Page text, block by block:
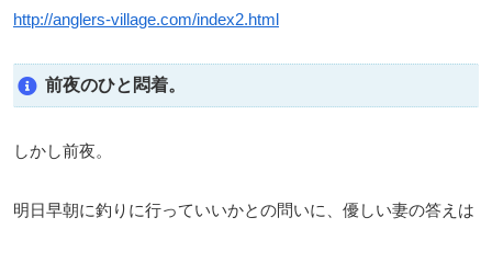
http://anglers-village.com/index2.html
前夜のひと悶着。
しかし前夜。
明日早朝に釣りに行っていいかとの問いに、優しい妻の答えは